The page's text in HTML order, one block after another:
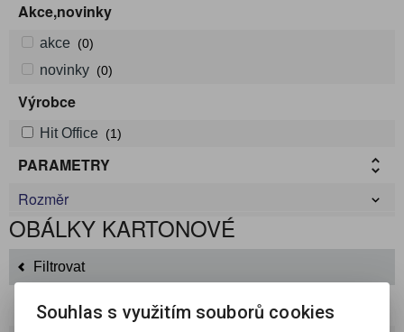
Akce,novinky
akce (0)
novinky (0)
Výrobce
Hit Office (1)
PARAMETRY
Rozměr
OBÁLKY KARTONOVÉ
Filtrovat
Souhlas s využitím souborů cookies